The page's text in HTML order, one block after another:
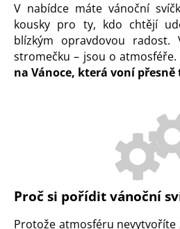
V nabídce máte vánoční
kousky pro ty, kdo chtějí
blízkým opravdovou radost.
stromečku – jsou o
na Vánoce, která voní
Proč si pořídit vánoční
Protože atmosféru nevytvoříte